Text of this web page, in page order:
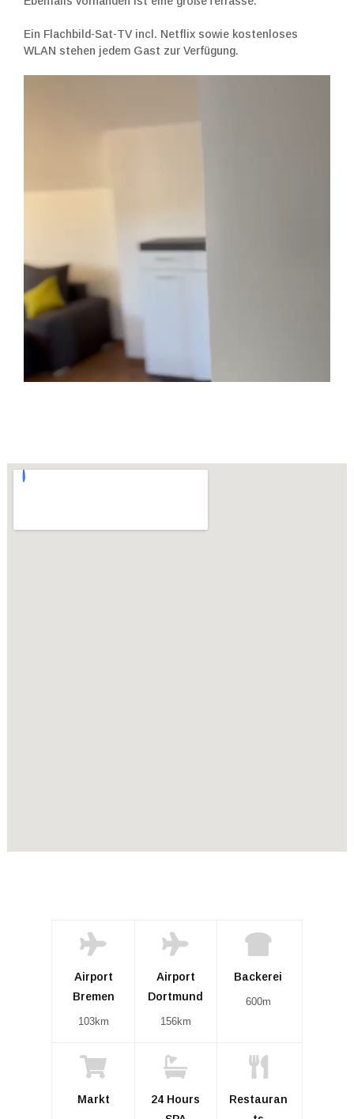
Ein Flachbild-Sat-TV incl. Netflix sowie kostenloses
WLAN stehen jedem Gast zur Verfügung.
Airport
Bremen
103km
Airport
Dortmund
156km
Backerei
600m
Markt
24 Hours
Restauran